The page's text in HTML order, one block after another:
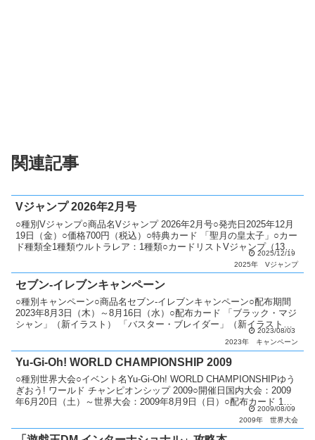
関連記事
Vジャンプ 2026年2月号
○種別Vジャンプ○商品名Vジャンプ 2026年2月号○発売日2025年12月
19日（金）○価格700円（税込）○特典カード 「聖月の皇太子」○カー
ド種類全1種類ウルトラレア：1種類○カードリストVジャンプ（13
2025/12/19
2025年
Vジャンプ
セブン-イレブンキャンペーン
○種別キャンペーン○商品名セブン-イレブンキャンペーン○配布期間
2023年8月3日（木）～8月16日（水）○配布カード 「ブラック・マジ
シャン」（新イラスト） 「バスター・ブレイダー」（新イラスト）
2023/08/03
2023年
キャンペーン
Yu-Gi-Oh! WORLD CHAMPIONSHIP 2009
○種別世界大会○イベント名Yu-Gi-Oh! WORLD CHAMPIONSHIPゆう
ぎおう! ワールド チャンピオンシップ 2009○開催日国内大会：2009
年6月20日（土）～世界大会：2009年8月9日（日）○配布カード 1
2009/08/09
2009年
世界大会